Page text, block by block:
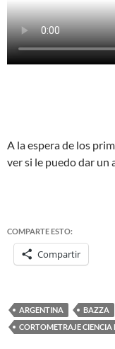
A la espera de los
ver si le puedo dar un
COMPARTE ESTO:
Compartir
ARGENTINA BAZZA
CORTOMETRAJE CIENCIA